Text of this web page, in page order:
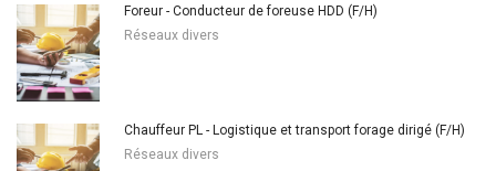
Foreur - Conducteur de foreuse HDD (F/H)
Réseaux divers
Chauffeur PL - Logistique et transport forage dirigé (F/H)
Réseaux divers